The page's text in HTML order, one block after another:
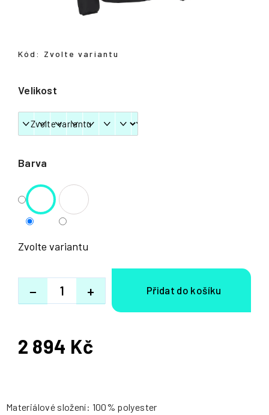
Barva
Velikost
Zvolte variantu
+
−
Kód: Zvolte variantu
2 894 Kč
Měrná
Materiálové složení: 100% polyester